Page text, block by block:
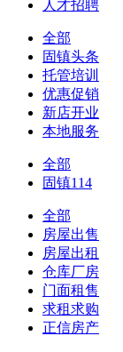
人才招聘
全部
固镇头条
托管培训
优惠促销
新店开业
本地服务
全部
固镇114
全部
房屋出售
房屋出租
仓库厂房
门面租售
求租求购
正信房产